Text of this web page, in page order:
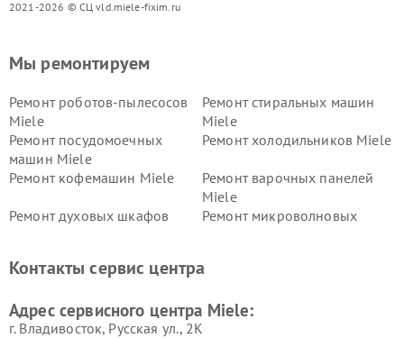
2021-2026 © СЦ vld.miele-fixim.ru
Мы ремонтируем
Ремонт роботов-пылесосов
Miele
Ремонт стиральных машин
Miele
Ремонт посудомоечных
машин Miele
Ремонт холодильников Miele
Ремонт кофемашин Miele
Ремонт варочных панелей
Miele
Ремонт духовых шкафов
Ремонт микроволновых
Miele
Miele
пылесосов Miele
Контакты сервис центра
Адрес сервисного центра Miele:
г. Владивосток, Русская ул., 2К